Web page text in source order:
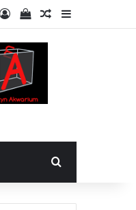
ZalogujSprawdź swój
Losowy artykuł
Sidebar
Szukaj